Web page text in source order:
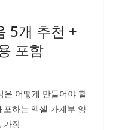
5개 추천 +
포함
은 어떻게 만들어야 할
포하는 엑셀 가계부 양
가장